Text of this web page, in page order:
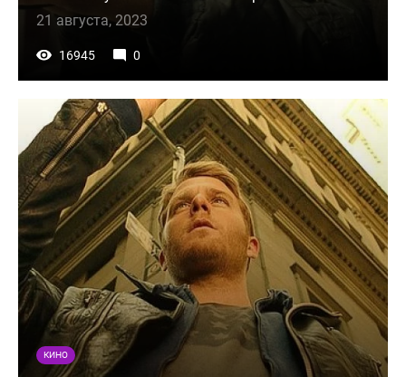
21 августа, 2023
16945 0
КИНО